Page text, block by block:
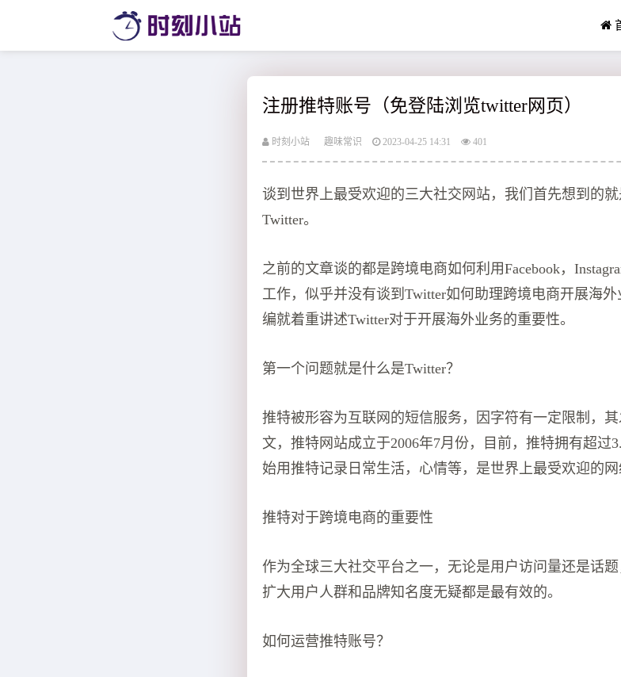
注册推特账号（免登陆浏览twitter网页）
时刻小站 趣味常识 2023-04-25 14:31 401
谈到世界上最受欢迎的三大社交网站，我们首先想到的就
Twitter。
之前的文章谈的都是跨境电商如何利用Facebook，
工作，似乎并没有谈到Twitter如何助理跨境电商开展海
编就着重讲述Twitter对于开展海外业务的重要性。
第一个问题就是什么是Twitter？
推特被形容为互联网的短信服务，因字符有一定限制，
文，推特网站成立于2006年7月份，目前，推特拥有超过
始用推特记录日常生活，心情等，是世界上最受欢迎的网
推特对于跨境电商的重要性
作为全球三大社交平台之一，无论是用户访问量还是话题
扩大用户人群和品牌知名度无疑都是最有效的。
如何运营推特账号？